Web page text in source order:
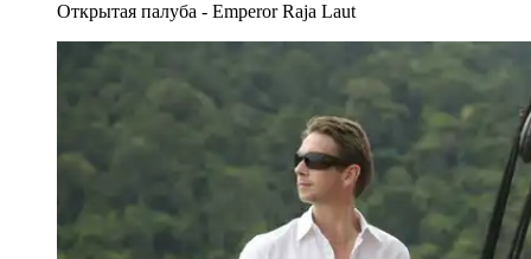
Открытая палуба - Emperor Raja Laut